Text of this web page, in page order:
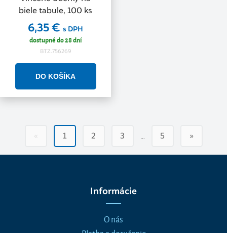
biele tabule, 100 ks
6,35 € s DPH
dostupné do 28 dní
BTZ.756269
« 1 2 3 … 5 »
Informácie
O nás